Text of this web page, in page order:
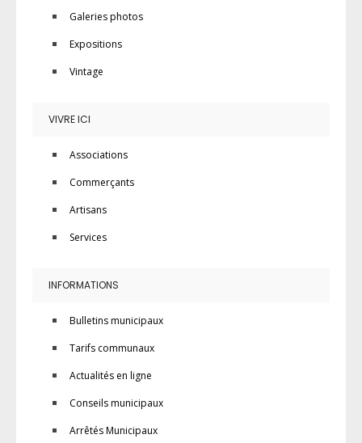
Galeries photos
Expositions
Vintage
VIVRE ICI
Associations
Commerçants
Artisans
Services
INFORMATIONS
Bulletins municipaux
Tarifs communaux
Actualités en ligne
Conseils municipaux
Arrêtés Municipaux